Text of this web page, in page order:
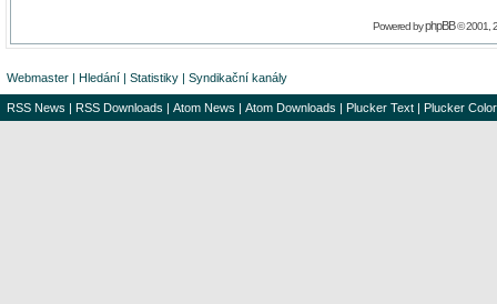
Powered byphpBB© 2001,
Webmaster | Hledání | Statistiky | Syndikační kanály
RSS News | RSS Downloads | Atom News | Atom Downloads | Plucker Text | Plucker Color